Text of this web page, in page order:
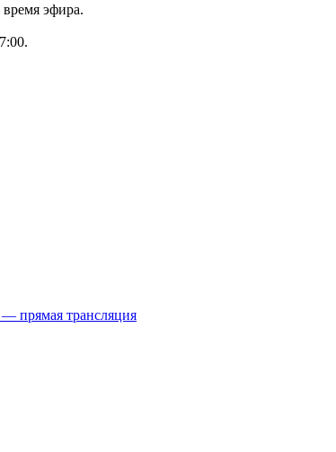
эфира.
прямая трансляция